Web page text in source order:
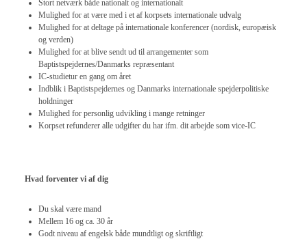
Stort netværk både nationalt og internationalt
Mulighed for at være med i et af korpsets internationale udvalg
Mulighed for at deltage på internationale konferencer (nordisk, europæisk
og verden)
Mulighed for at blive sendt ud til arrangementer som
Baptistspejdernes/Danmarks repræsentant
IC-studietur en gang om året
Indblik i Baptistspejdernes og Danmarks internationale spejderpolitiske
holdninger
Mulighed for personlig udvikling i mange retninger
Korpset refunderer alle udgifter du har ifm. dit arbejde som vice-IC
Hvad forventer vi af dig
Du skal være mand
Mellem 16 og ca. 30 år
Godt niveau af engelsk både mundtligt og skriftligt